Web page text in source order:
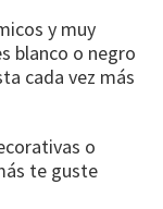
y muy
blanco o negro
cada vez más
o
te guste